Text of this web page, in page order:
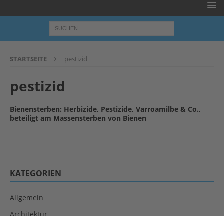
STARTSEITE pestizid
pestizid
Bienensterben: Herbizide, Pestizide, Varroamilbe & Co.,
beteiligt am Massensterben von Bienen
KATEGORIEN
Allgemein